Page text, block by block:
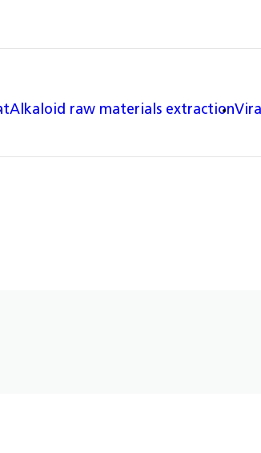
Alkaloid raw materials extraction